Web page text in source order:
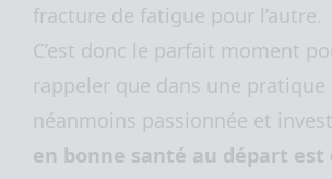
fracture de fatigue pour l’autre.
C’est donc le parfait moment
rappeler que dans une pratique
néanmoins passionnée et
en bonne santé au départ est